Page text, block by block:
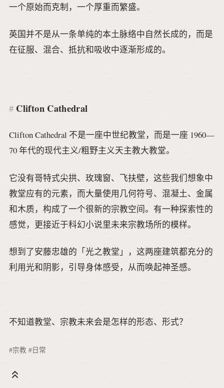
一个原始而克制，一个厚重而繁盛。
英国并不是从一条单纯的本土脉络中自然长成的，而是
在征服、混合、抵抗和吸收中逐渐形成的。
Clifton Cathedral
Clifton Cathedral 不是一座中世纪教堂，而是一座 1960—
70 年代的现代主义/粗野主义天主教大教堂。
它没有哥特式尖拱、玫瑰窗、飞扶壁，这些我们想象中
教堂应有的元素，而大量使用几何符号、混凝土、金属
和木质，构成了一个很新的宗教空间。有一种探索性的
感觉，更接近于科幻小说里未来宗教场所的模样。
想到了安藤忠雄的「光之教堂」，这两座建筑都充分的
利用光和阴影，引导身体感受，从而唤起神圣感。
不知道教堂、宗教未来会是怎样的形态、形式？
#宗教 #日常